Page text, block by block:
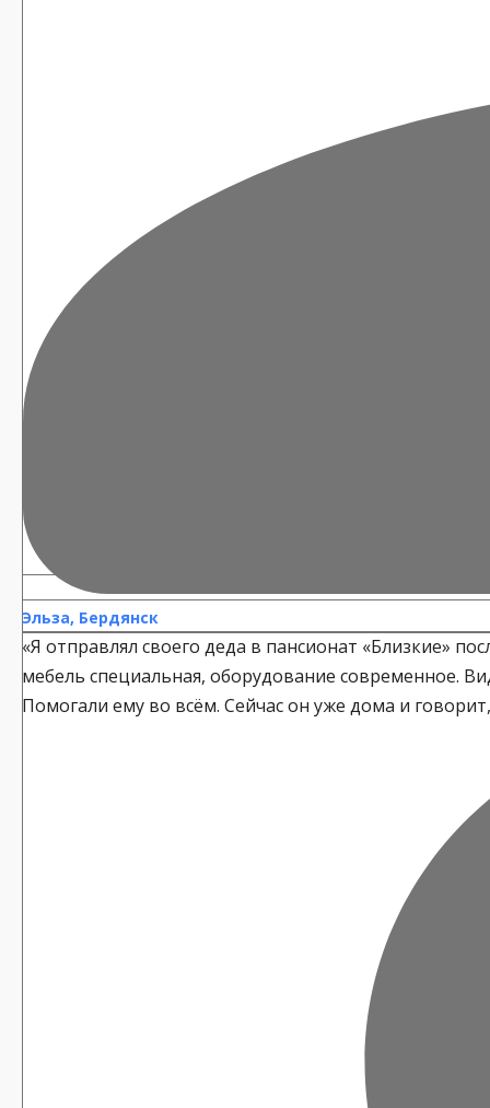
Эльза, Бердянск
«Я отправлял своего деда в пансионат «Близкие»
мебель специальная, оборудование современное.
Помогали ему во всём. Сейчас он уже дома и